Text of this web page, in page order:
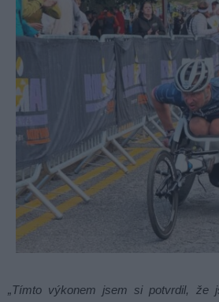
„Tímto výkonem jsem si potvrdil, že